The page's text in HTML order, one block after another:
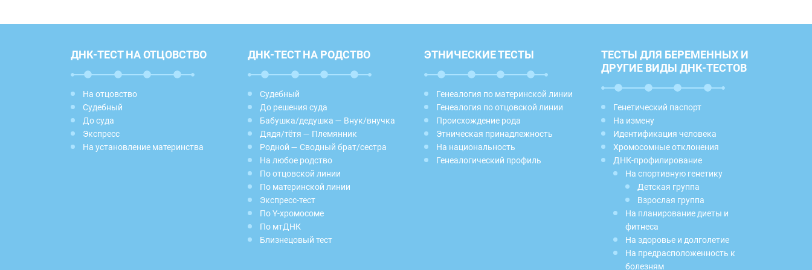
ДНК-ТЕСТ НА ОТЦОВСТВО
На отцовство
Судебный
До суда
Экспресс
На установление материнства
ДНК-ТЕСТ НА РОДСТВО
Судебный
До решения суда
Бабушка/дедушка — Внук/внучка
Дядя/тётя — Племянник
Родной — Сводный брат/сестра
На любое родство
По отцовской линии
По материнской линии
Экспресс-тест
По Y-хромосоме
По мтДНК
Близнецовый тест
ЭТНИЧЕСКИЕ ТЕСТЫ
Генеалогия по материнской линии
Генеалогия по отцовской линии
Происхождение рода
Этническая принадлежность
На национальность
Генеалогический профиль
ТЕСТЫ ДЛЯ БЕРЕМЕННЫХ И
ДРУГИЕ ВИДЫ ДНК-ТЕСТОВ
Генетический паспорт
На измену
Идентификация человека
Хромосомные отклонения
ДНК-профилирование
На спортивную генетику
Детская группа
Взрослая группа
На планирование диеты и
фитнеса
На здоровье и долголетие
На предрасположенность к
болезням